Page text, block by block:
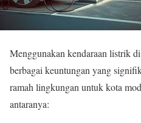
Menggunakan kendaraan listrik
berbagai keuntungan yang
ramah lingkungan untuk kota
antaranya: